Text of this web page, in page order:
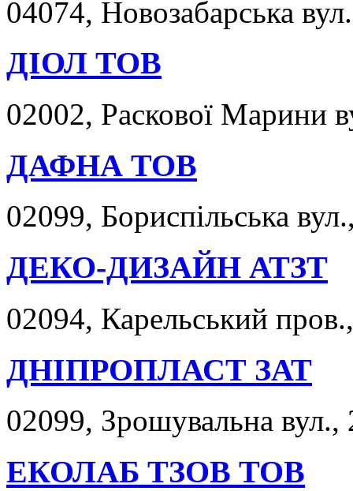
04074, Новозабарська
ДІОЛ ТОВ
02002, Раскової Марини
ДАФНА ТОВ
02099, Бориспільська
ДЕКО-ДИЗАЙН АТЗТ
02094, Карельський
ДНІПРОПЛАСТ ЗАТ
02099, Зрошувальна вул.,
ЕКОЛАБ ТЗОВ ТОВ